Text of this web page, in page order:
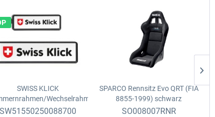
SWISS KLICK
Wechselrahmen
Langformat, v. 8x30cm + h.
SW51550250088700
SPARCO Rennsitz Evo QRT (FIA
8855-1999) schwarz
SO008007RNR